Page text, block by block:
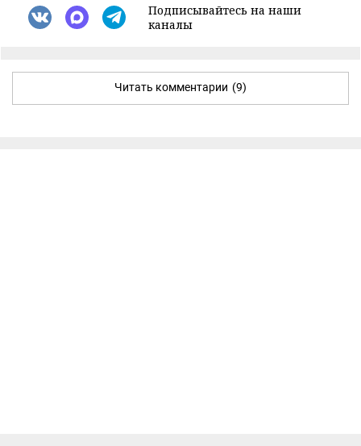
Подписывайтесь на наши
каналы
Читать комментарии (9)